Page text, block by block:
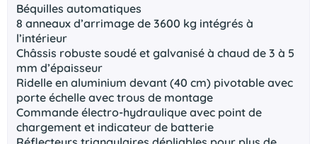
Béquilles automatiques
8 anneaux d’arrimage de 3600 kg intégrés à
l’intérieur
Châssis robuste soudé et galvanisé à chaud de 3 à 5
mm d’épaisseur
Ridelle en aluminium devant (40 cm) pivotable avec
porte échelle avec trous de montage
Commande électro-hydraulique avec point de
chargement et indicateur de batterie